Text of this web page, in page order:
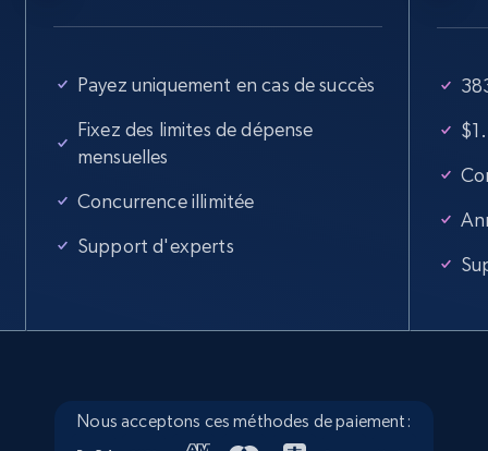
Payez uniquement en cas de succès
Fixez des limites de dépense
mensuelles
Concurrence illimitée
Support d'experts
Nous acceptons ces méthodes de paiement: